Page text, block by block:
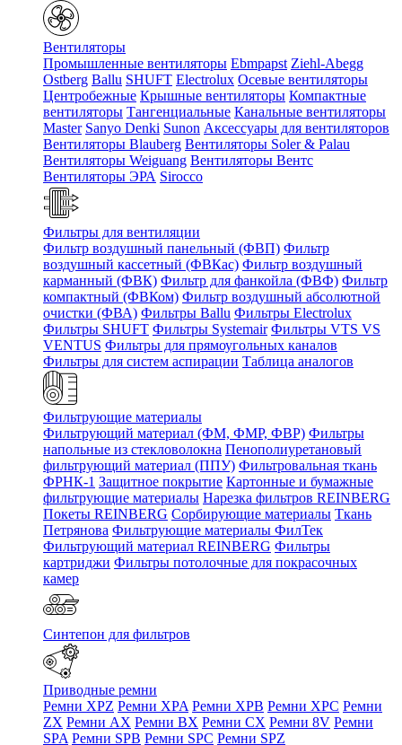
Вентиляторы
Промышленные вентиляторы Ebmpapst Ziehl-Abegg
Ostberg Ballu SHUFT Electrolux Осевые вентиляторы
Центробежные Крышные вентиляторы Компактные
вентиляторы Тангенциальные Канальные вентиляторы
Master Sanyo Denki Sunon Аксессуары для вентиляторов
Вентиляторы Blauberg Вентиляторы Soler & Palau
Вентиляторы Weiguang Вентиляторы Вентс
Вентиляторы ЭРА Sirocco
Фильтры для вентиляции
Фильтр воздушный панельный (ФВП) Фильтр
воздушный кассетный (ФВКас) Фильтр воздушный
карманный (ФВК) Фильтр для фанкойла (ФВФ) Фильтр
компактный (ФВКом) Фильтр воздушный абсолютной
очистки (ФВА) Фильтры Ballu Фильтры Electrolux
Фильтры SHUFT Фильтры Systemair Фильтры VTS VS
VENTUS Фильтры для прямоугольных каналов
Фильтры для систем аспирации Таблица аналогов
Фильтрующие материалы
Фильтрующий материал (ФМ, ФМР, ФВР) Фильтры
напольные из стекловолокна Пенополиуретановый
фильтрующий материал (ППУ) Фильтровальная ткань
ФРНК-1 Защитное покрытие Картонные и бумажные
фильтрующие материалы Нарезка фильтров REINBERG
Покеты REINBERG Сорбирующие материалы Ткань
Петрянова Фильтрующие материалы ФилТек
Фильтрующий материал REINBERG Фильтры
картриджи Фильтры потолочные для покрасочных
камер
Синтепон для фильтров
Приводные ремни
Ремни XPZ Ремни XPA Ремни XPB Ремни XPC Ремни
ZX Ремни AX Ремни BX Ремни CX Ремни 8V Ремни
SPA Ремни SPB Ремни SPC Ремни SPZ